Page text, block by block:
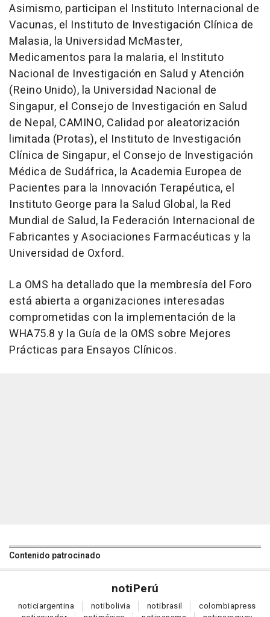
Asimismo, participan el Instituto Internacional de
Vacunas, el Instituto de Investigación Clínica de
Malasia, la Universidad McMaster,
Medicamentos para la malaria, el Instituto
Nacional de Investigación en Salud y Atención
(Reino Unido), la Universidad Nacional de
Singapur, el Consejo de Investigación en Salud
de Nepal, CAMINO, Calidad por aleatorización
limitada (Protas), el Instituto de Investigación
Clínica de Singapur, el Consejo de Investigación
Médica de Sudáfrica, la Academia Europea de
Pacientes para la Innovación Terapéutica, el
Instituto George para la Salud Global, la Red
Mundial de Salud, la Federación Internacional de
Fabricantes y Asociaciones Farmacéuticas y la
Universidad de Oxford.
La OMS ha detallado que la membresía del Foro
está abierta a organizaciones interesadas
comprometidas con la implementación de la
WHA75.8 y la Guía de la OMS sobre Mejores
Prácticas para Ensayos Clínicos.
Contenido patrocinado
notiPerú
noticiargentina notibolivia notibrasil colombiapress